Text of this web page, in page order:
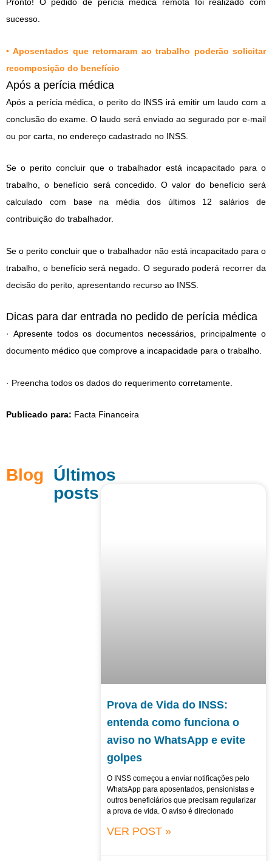
Pronto! O pedido de perícia médica remota foi realizado com
sucesso.
•Aposentados que retornaram ao trabalho poderão solicitar
recomposição do benefício
Após a perícia médica
Após a perícia médica, o perito do INSS irá emitir um laudo com a
conclusão do exame. O laudo será enviado ao segurado por e-mail
ou por carta, no endereço cadastrado no INSS.
Se o perito concluir que o trabalhador está incapacitado para o
trabalho, o benefício será concedido. O valor do benefício será
calculado com base na média dos últimos 12 salários de
contribuição do trabalhador.
Se o perito concluir que o trabalhador não está incapacitado para o
trabalho, o benefício será negado. O segurado poderá recorrer da
decisão do perito, apresentando recurso ao INSS.
Dicas para dar entrada no pedido de perícia médica
· Apresente todos os documentos necessários, principalmente o
documento médico que comprove a incapacidade para o trabalho.
· Preencha todos os dados do requerimento corretamente.
Publicado para: Facta Financeira
Blog Últimos
posts
Prova de Vida do INSS:
entenda como funciona o
aviso no WhatsApp e evite
golpes
O INSS começou a enviar notificações pelo
WhatsApp para aposentados, pensionistas e
outros beneficiários que precisam regularizar
a prova de vida. O aviso é direcionado
VER POST »